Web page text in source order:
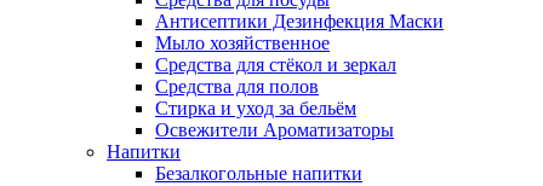
Антисептики Дезинфекция Маски
Мыло хозяйственное
Средства для стёкол и зеркал
Средства для полов
Стирка и уход за бельём
Освежители Ароматизаторы
Напитки
Безалкогольные напитки